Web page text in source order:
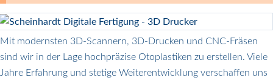
Mit modernsten 3D-Scannern, 3D-Drucken und CNC-Fräsen
sind wir in der Lage hochpräzise Otoplastiken zu erstellen. Viele
Jahre Erfahrung und stetige Weiterentwicklung verschaffen uns